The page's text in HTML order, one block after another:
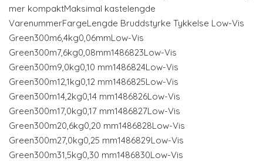
mer kompaktMaksimal kastelengde
VarenummerFargeLengde Bruddstyrke Tykkelse Low-Vis
Green300m6,4kg0,06mmLow-Vis
Green300m7,6kg0,08mm1486823Low-Vis
Green300m9,0kg0,10 mm1486824Low-Vis
Green300m12,1kg0,12 mm1486825Low-Vis
Green300m14,2kg0,14 mm1486826Low-Vis
Green300m17,0kg0,17 mm1486827Low-Vis
Green300m20,6kg0,20 mm1486828Low-Vis
Green300m27,0kg0,25 mm1486829Low-Vis
Green300m31,5kg0,30 mm1486830Low-Vis